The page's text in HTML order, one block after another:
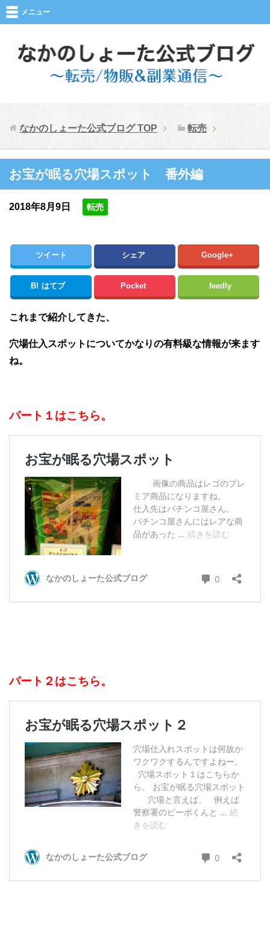
メニュー
なかのしょーた公式ブログTOP 転売
お宝が眠る穴場スポット 番外編
2018年8月9日 転売
ツイート シェア Google+
B! はてブ Pocket feedly
これまで紹介してきた、
穴場仕入スポットについてかなりの有料級な情報が来ます
ね。
パート１はこちら。
パート２はこちら。